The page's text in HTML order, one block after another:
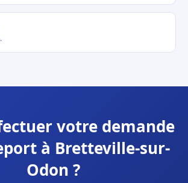
votre demande
à Bretteville-sur-
Odon ?